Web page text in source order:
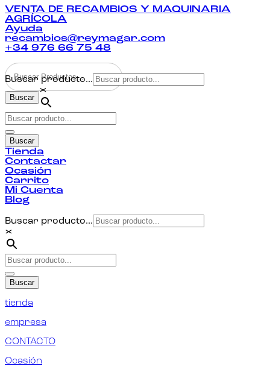
VENTA DE RECAMBIOS Y MAQUINARIA
AGRÍCOLA
Ayuda
recambios@reymagar.com
+34 976 66 75 48
Buscar
Buscar producto...
×
Buscar
Tienda
Contactar
Ocasión
Carrito
Mi Cuenta
Blog
Buscar producto...
×
Buscar
tienda
empresa
CONTACTO
Ocasión